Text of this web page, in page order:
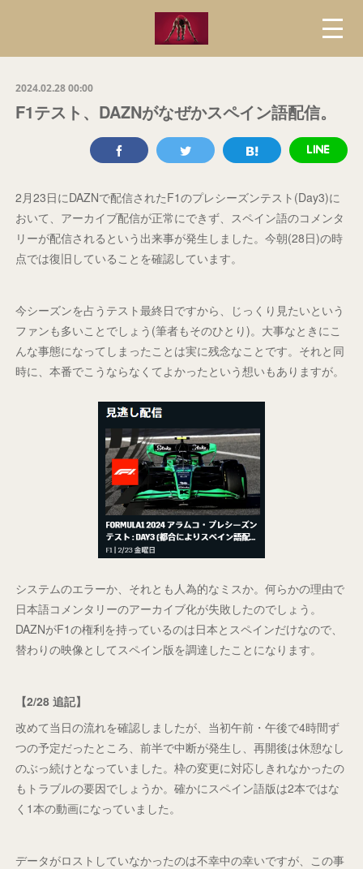
2024.02.28 00:00
F1テスト、DAZNがなぜかスペイン語配信。
2月23日にDAZNで配信されたF1のプレシーズンテスト(Day3)に
おいて、アーカイブ配信が正常にできず、スペイン語のコメンタ
リーが配信されるという出来事が発生しました。今朝(28日)の時
点では復旧していることを確認しています。
今シーズンを占うテスト最終日ですから、じっくり見たいという
ファンも多いことでしょう(筆者もそのひとり)。大事なときにこ
んな事態になってしまったことは実に残念なことです。それと同
時に、本番でこうならなくてよかったという想いもありますが。
システムのエラーか、それとも人為的なミスか。何らかの理由で
日本語コメンタリーのアーカイブ化が失敗したのでしょう。
DAZNがF1の権利を持っているのは日本とスペインだけなので、
替わりの映像としてスペイン版を調達したことになります。
【2/28 追記】
改めて当日の流れを確認しましたが、当初午前・午後で4時間ず
つの予定だったところ、前半で中断が発生し、再開後は休憩なし
のぶっ続けとなっていました。枠の変更に対応しきれなかったの
もトラブルの要因でしょうか。確かにスペイン語版は2本ではな
く1本の動画になっていました。
データがロストしていなかったのは不幸中の幸いですが、この事